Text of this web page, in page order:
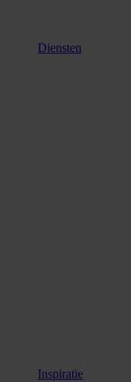
Diensten
Inspiratie